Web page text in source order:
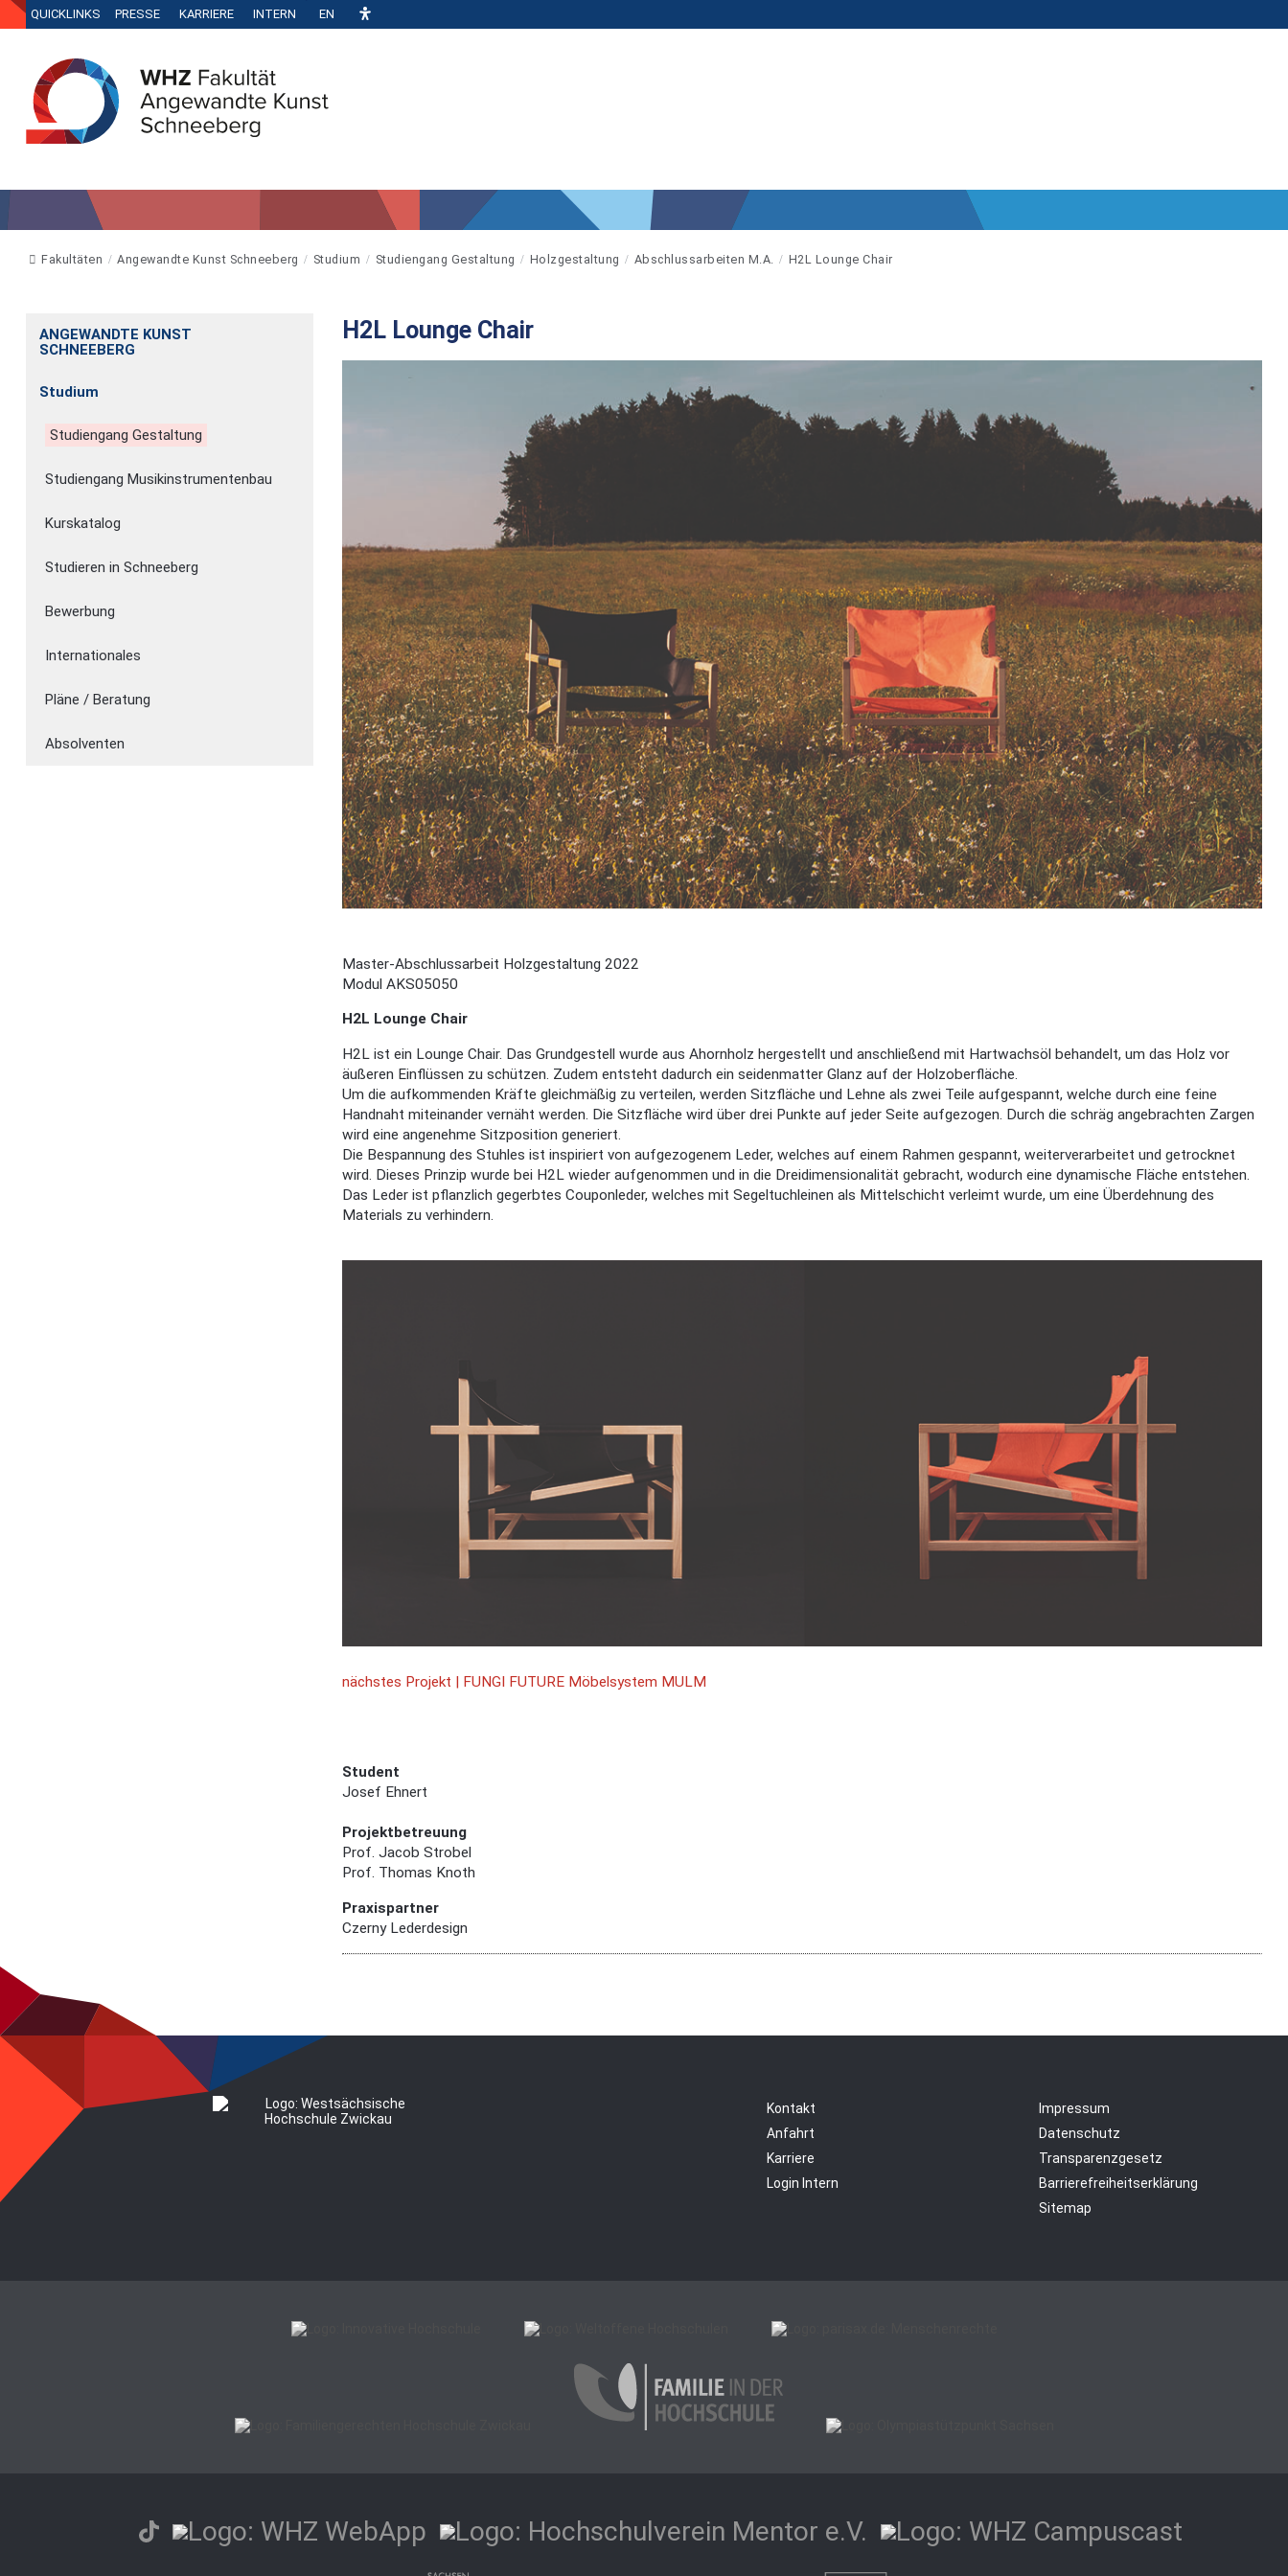
QUICKLINKS PRESSE KARRIERE INTERN EN
Fakultäten Angewandte Kunst Schneeberg Studium Studiengang Gestaltung Holzgestaltung Abschlussarbeiten M.A. H2L Lounge Chair
ANGEWANDTE KUNST
SCHNEEBERG
Studium
Studiengang Gestaltung
Studiengang Musikinstrumentenbau
Kurskatalog
Studieren in Schneeberg
Bewerbung
Internationales
Pläne / Beratung
Absolventen
H2L Lounge Chair
Master-Abschlussarbeit Holzgestaltung 2022
Modul AKS05050
H2L Lounge Chair
H2L ist ein Lounge Chair. Das Grundgestell wurde aus Ahornholz hergestellt und anschließend mit Hartwachsöl behandelt, um das Holz vor
äußeren Einflüssen zu schützen. Zudem entsteht dadurch ein seidenmatter Glanz auf der Holzoberfläche.
Um die aufkommenden Kräfte gleichmäßig zu verteilen, werden Sitzfläche und Lehne als zwei Teile aufgespannt, welche durch eine feine
Handnaht miteinander vernäht werden. Die Sitzfläche wird über drei Punkte auf jeder Seite aufgezogen. Durch die schräg angebrachten Zargen
wird eine angenehme Sitzposition generiert.
Die Bespannung des Stuhles ist inspiriert von aufgezogenem Leder, welches auf einem Rahmen gespannt, weiterverarbeitet und getrocknet
wird. Dieses Prinzip wurde bei H2L wieder aufgenommen und in die Dreidimensionalität gebracht, wodurch eine dynamische Fläche entstehen.
Das Leder ist pflanzlich gegerbtes Couponleder, welches mit Segeltuchleinen als Mittelschicht verleimt wurde, um eine Überdehnung des
Materials zu verhindern.
nächstes Projekt | FUNGI FUTURE Möbelsystem MULM
Student
Josef Ehnert
Projektbetreuung
Prof. Jacob Strobel
Prof. Thomas Knoth
Praxispartner
Czerny Lederdesign
Kontakt
Anfahrt
Karriere
Login Intern
Impressum
Datenschutz
Transparenzgesetz
Barrierefreiheitserklärung
Sitemap